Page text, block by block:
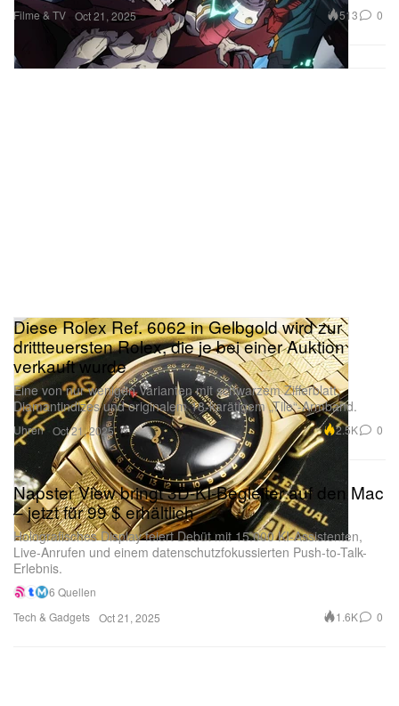
Filme & TV Oct 21, 2025 513 0
Uhren
Diese Rolex Ref. 6062 in Gelbgold wird zur
drittteuersten Rolex, die je bei einer Auktion
verkauft wurde
Eine von nur wenigen Varianten mit schwarzem Zifferblatt,
Diamantindizes und originalem 18-karätigem „Tile“-Armband.
Oct 21, 2025 2.5K 0
Tech & Gadgets
Napster View bringt 3D-KI-Begleiter auf den Mac
– jetzt für 99 $ erhältlich
Holografisches Display feiert Debüt mit 15.000 KI-Assistenten,
Live-Anrufen und einem datenschutzfokussierten Push-to-Talk-
Erlebnis.
6 Quellen
Oct 21, 2025
1.6K 0